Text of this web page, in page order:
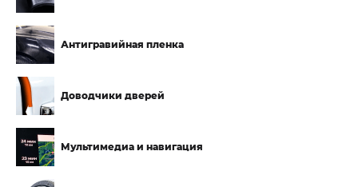
Антигравийная пленка
Доводчики дверей
Мультимедиа и навигация